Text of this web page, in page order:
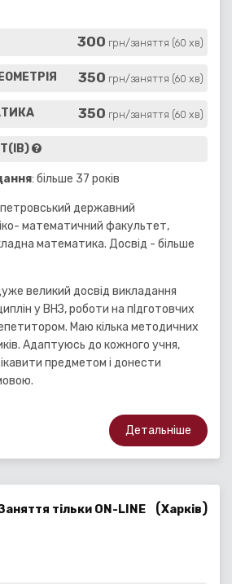
300 грн/заняття (60 хв)
350 грн/заняття (60 хв)
350 грн/заняття (60 хв)
: більше 37 років
державний
математичний факультет,
математика. Досвід - більше
великий досвiд викладання
у ВНЗ, роботи на пIдготовчих
Маю кiлька методичних
Адаптуюсь до кожного учня,
предметом і донести
Детальніше
тільки ON-LINE (Харків)